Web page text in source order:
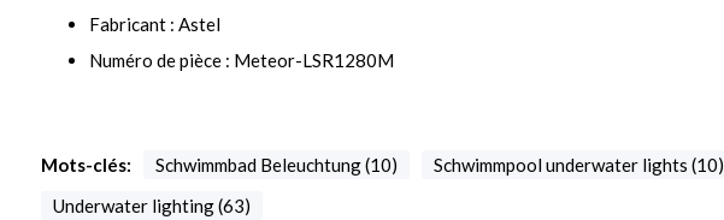
Fabricant : Astel
Numéro de pièce : Meteor-LSR1280M
Mots-clés: Schwimmbad Beleuchtung (10)
Schwimmpool underwater lights (10)
Underwater lighting (63)